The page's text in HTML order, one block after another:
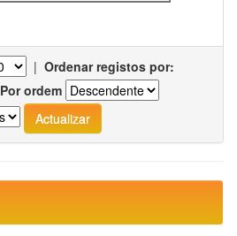
| Ordenar registos por:
Por ordem